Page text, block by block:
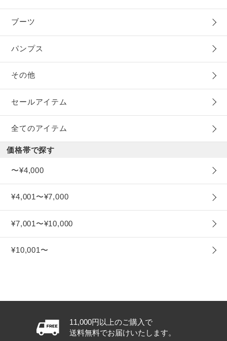
ブーツ
パンプス
その他
セールアイテム
全てのアイテム
価格帯で探す
〜¥4,000
¥4,001〜¥7,000
¥7,001〜¥10,000
¥10,001〜
11,000円以上のご購入で
送料無料でお届けいたします。